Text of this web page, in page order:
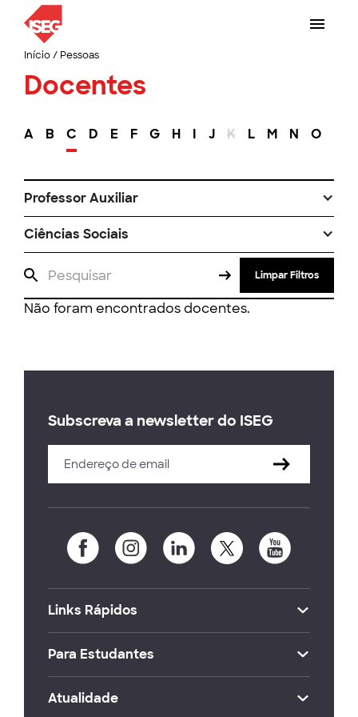
Início/ Pessoas
Docentes
A B C D E F G H I J K L M N O
Professor Auxiliar
Ciências Sociais
Limpar Filtros
Não foram encontrados docentes.
Subscreva a newsletter do ISEG
Links Rápidos
Para Estudantes
Atualidade